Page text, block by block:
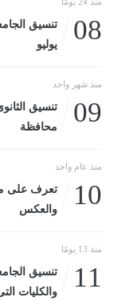
08
يوليو
منذ شهر واحد
09
محافظة
منذ عام واحد
10
تعرف على
والعكس
منذ 13 يومًا
11
والكليات